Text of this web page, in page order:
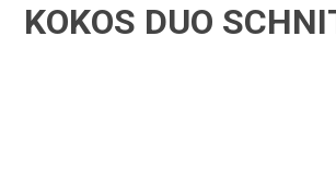
KOKOS DUO